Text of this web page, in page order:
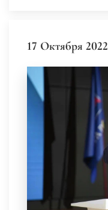
17 Октября 2022